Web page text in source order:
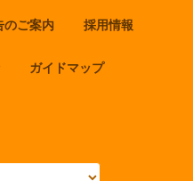
のご案内 採用情報
ガイドマップ